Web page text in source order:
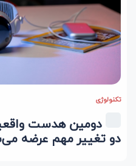
تکنولوژی
دومین هدست
دو تغییر مهم عرضه